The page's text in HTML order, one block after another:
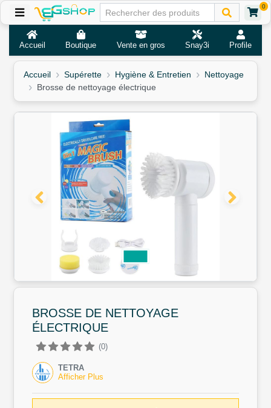
0
Accueil Boutique Vente en gros Snay3i Profile
Accueil Supérette Hygiène & Entretien
Nettoyage
Brosse de nettoyage électrique
BROSSE DE NETTOYAGE
ÉLECTRIQUE
(0)
TETRA
Afficher Plus